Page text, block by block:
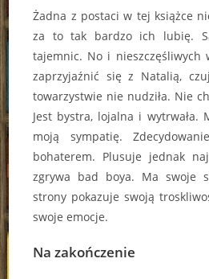
Żadna z postaci w tej książce
za to tak bardzo ich lubię.
tajemnic. No i nieszczęśliwych
zaprzyjaźnić się z Natalią,
towarzystwie nie nudziła. Nie
Jest bystra, lojalna i wytrwała.
moją sympatię.
bohaterem. Plusuje jednak
zgrywa bad boya. Ma swoje
strony pokazuje swoją
swoje emocje.
Na zakończenie